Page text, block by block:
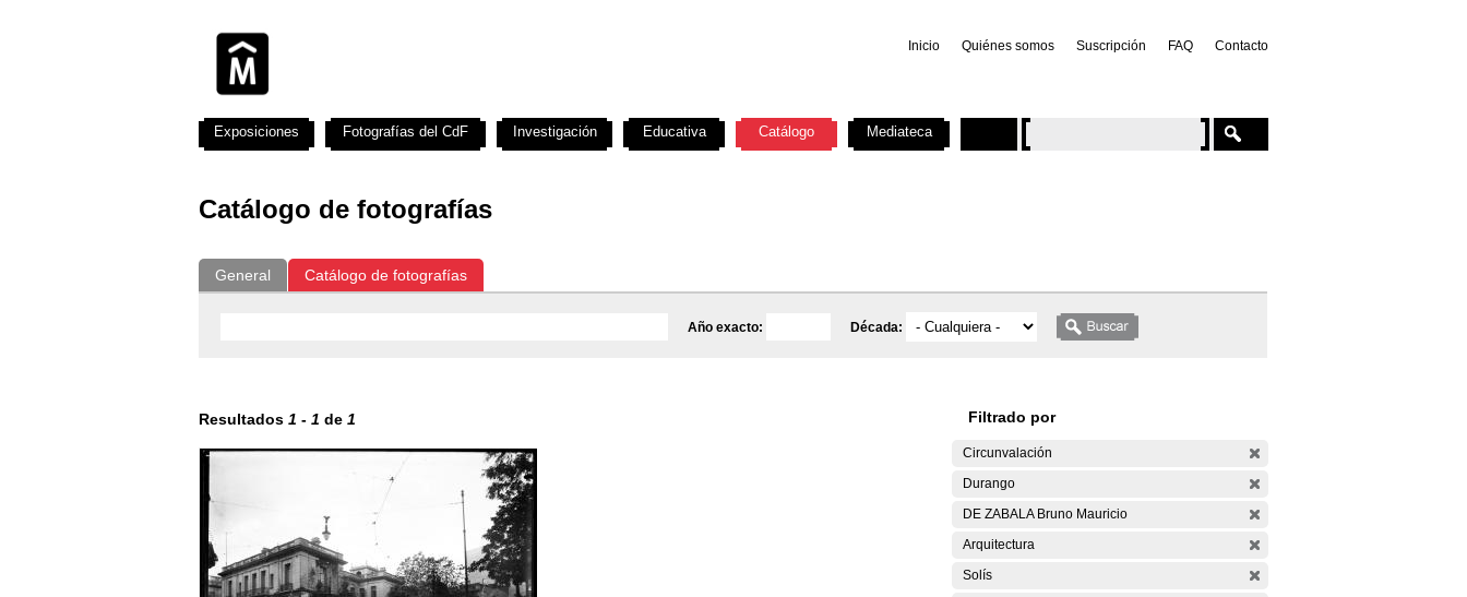
Inicio Quiénes somos Suscripción FAQ Contacto
Catálogo de fotografías
General Catálogo de fotografías
Año exacto: Década:
Resultados 1 - 1 de 1 Filtrado por
Circunvalación
Durango
DE ZABALA Bruno Mauricio
Arquitectura
Solís
Exposiciones Fotografías del CdF Investigación Educativa Catálogo Mediateca